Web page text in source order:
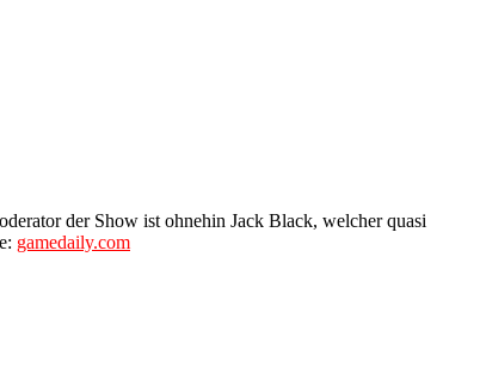
der Show ist ohnehin Jack Black, welcher quasi
gamedaily.com